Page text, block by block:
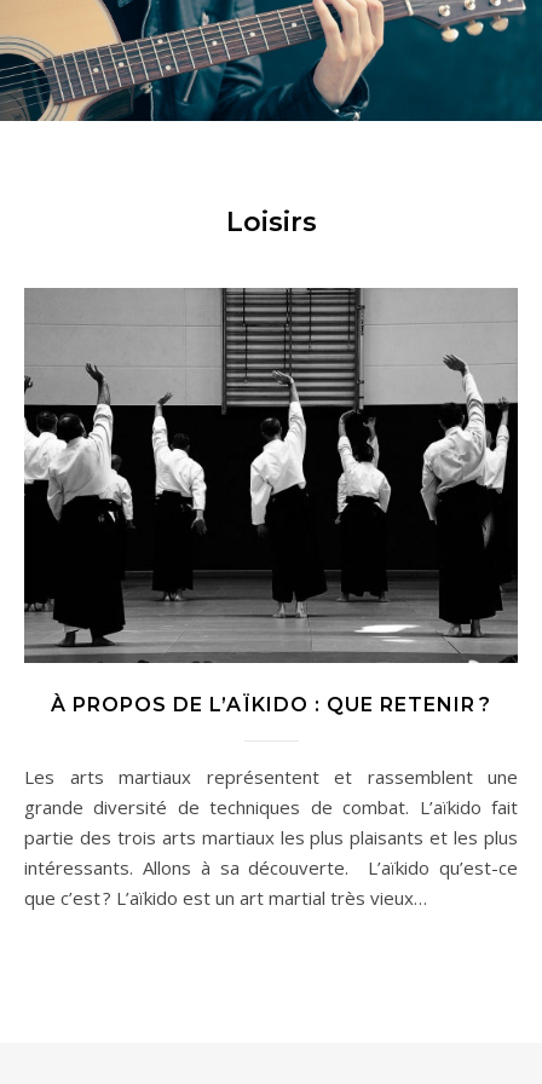
Loisirs
À PROPOS DE L’AÏKIDO : QUE RETENIR ?
Les arts martiaux représentent et rassemblent une
grande diversité de techniques de combat. L’aïkido fait
partie des trois arts martiaux les plus plaisants et les plus
intéressants. Allons à sa découverte. L’aïkido qu’est-ce
que c’est ? L’aïkido est un art martial très vieux…